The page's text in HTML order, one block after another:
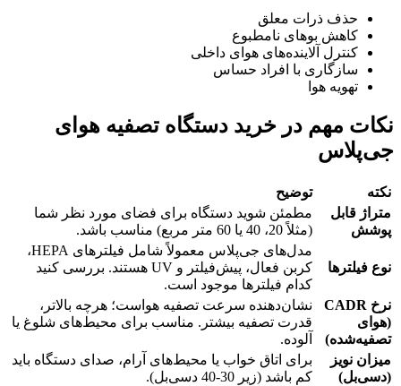
حذف ذرات معلق
کاهش بوهای نامطبوع
کنترل آلاینده‌های هوای داخلی
سازگاری با افراد حساس
تهویه هوا
نکات مهم در خرید دستگاه تصفیه هوای
جی‌پلاس
نکته
توضیح
متراژ قابل
پوشش
مطمئن شوید دستگاه برای فضای مورد نظر شما
(مثلاً 20، 40 یا 60 متر مربع) مناسب باشد.
نوع فیلترها
مدل‌های جی‌پلاس معمولاً شامل فیلترهای HEPA،
کربن فعال، پیش‌فیلتر و UV هستند. بررسی کنید
کدام فیلترها موجود است.
نرخ CADR
(هوای
تصفیه‌شده)
نشان‌دهنده سرعت تصفیه هواست؛ هرچه بالاتر،
قدرت تصفیه بیشتر. مناسب برای محیط‌های شلوغ یا
آلوده.
میزان نویز
(دسی‌بل)
برای اتاق خواب یا محیط‌های آرام، صدای دستگاه باید
کم باشد (زیر 30-40 دسی‌بل).